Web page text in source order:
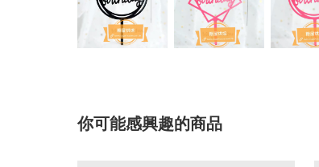
你可能感興趣的商品